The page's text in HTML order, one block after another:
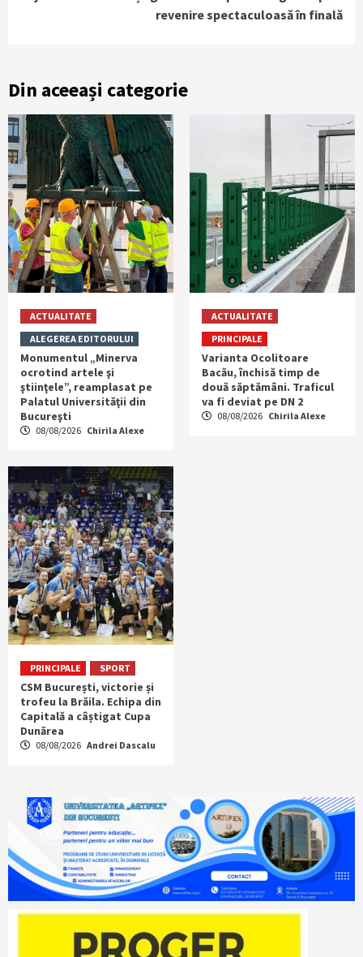
revenire spectaculoasă în finală
Din aceeași categorie
ACTUALITATE
ALEGEREA EDITORULUI
Monumentul „Minerva
ocrotind artele şi
ştiinţele”, reamplasat pe
Palatul Universităţii din
Bucureşti
08/08/2026 Chirila Alexe
ACTUALITATE
PRINCIPALE
Varianta Ocolitoare
Bacău, închisă timp de
două săptămâni. Traficul
va fi deviat pe DN 2
08/08/2026 Chirila Alexe
PRINCIPALE SPORT
CSM București, victorie și
trofeu la Brăila. Echipa din
Capitală a câștigat Cupa
Dunărea
08/08/2026 Andrei Dascalu